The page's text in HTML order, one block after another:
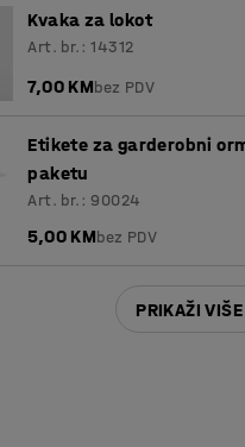
Kvaka za lokot
Art. br.: 14312
7,00 KMbez PDV
Etikete za garderobni
paketu
Art. br.: 90024
5,00 KMbez PDV
PRIKAŽI VIŠE